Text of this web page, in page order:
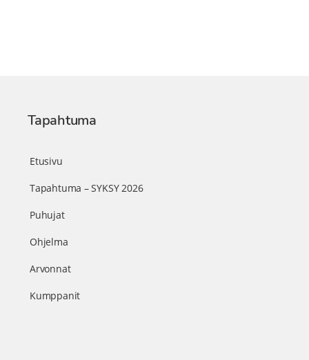
Tapahtuma
Etusivu
Tapahtuma – SYKSY 2026
Puhujat
Ohjelma
Arvonnat
Kumppanit